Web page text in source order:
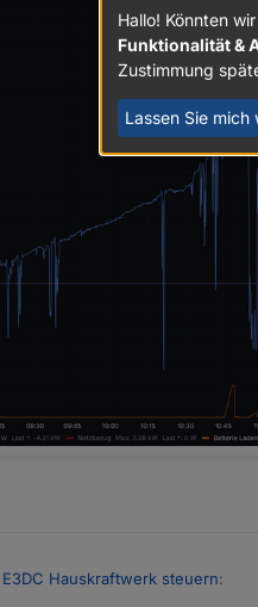
E3DC Hauskraftwerk steuern:
Hallo! Könnten
Funktionalität &
Zustimmung
Lassen Sie mich